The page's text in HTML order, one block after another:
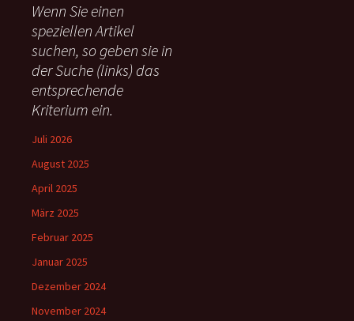
n
n
a
c
:
Wenn Sie einen
speziellen Artikel
suchen, so geben sie in
der Suche (links) das
entsprechende
Kriterium ein.
Juli 2026
August 2025
April 2025
März 2025
Februar 2025
Januar 2025
Dezember 2024
November 2024